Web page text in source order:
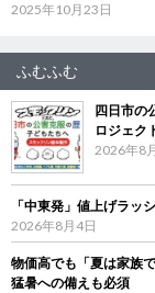
2025年10月23日
ふむふむ
四日市の
ロジェク
2026年8
「中東発」値上げラ
2026年8月4日
物価高でも「夏は家族
猛暑への備えも必須